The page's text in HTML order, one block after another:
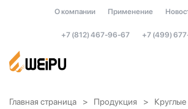
О компании Применение
+7 (812) 467-96-67 +7 (499)
Главная страница Продукция